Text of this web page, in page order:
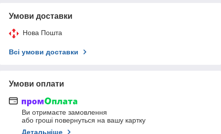
Умови доставки
Нова Пошта
Всі умови доставки
Умови оплати
Ви отримаєте замовлення
або гроші повернуться на вашу картку
Детальніше